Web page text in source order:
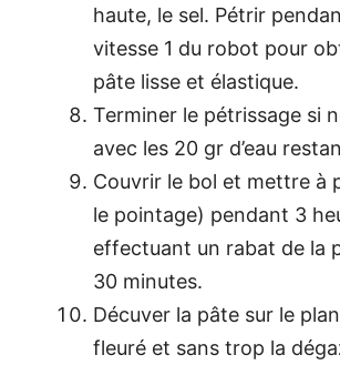
haute, le sel. Pétrir
vitesse 1 du robot pour
pâte lisse et élastique.
Terminer le pétrissage si
avec les 20 gr d’eau
Couvrir le bol et mettre à
le pointage) pendant 3
effectuant un rabat de la
30 minutes.
Décuver la pâte sur le
fleuré et sans trop la